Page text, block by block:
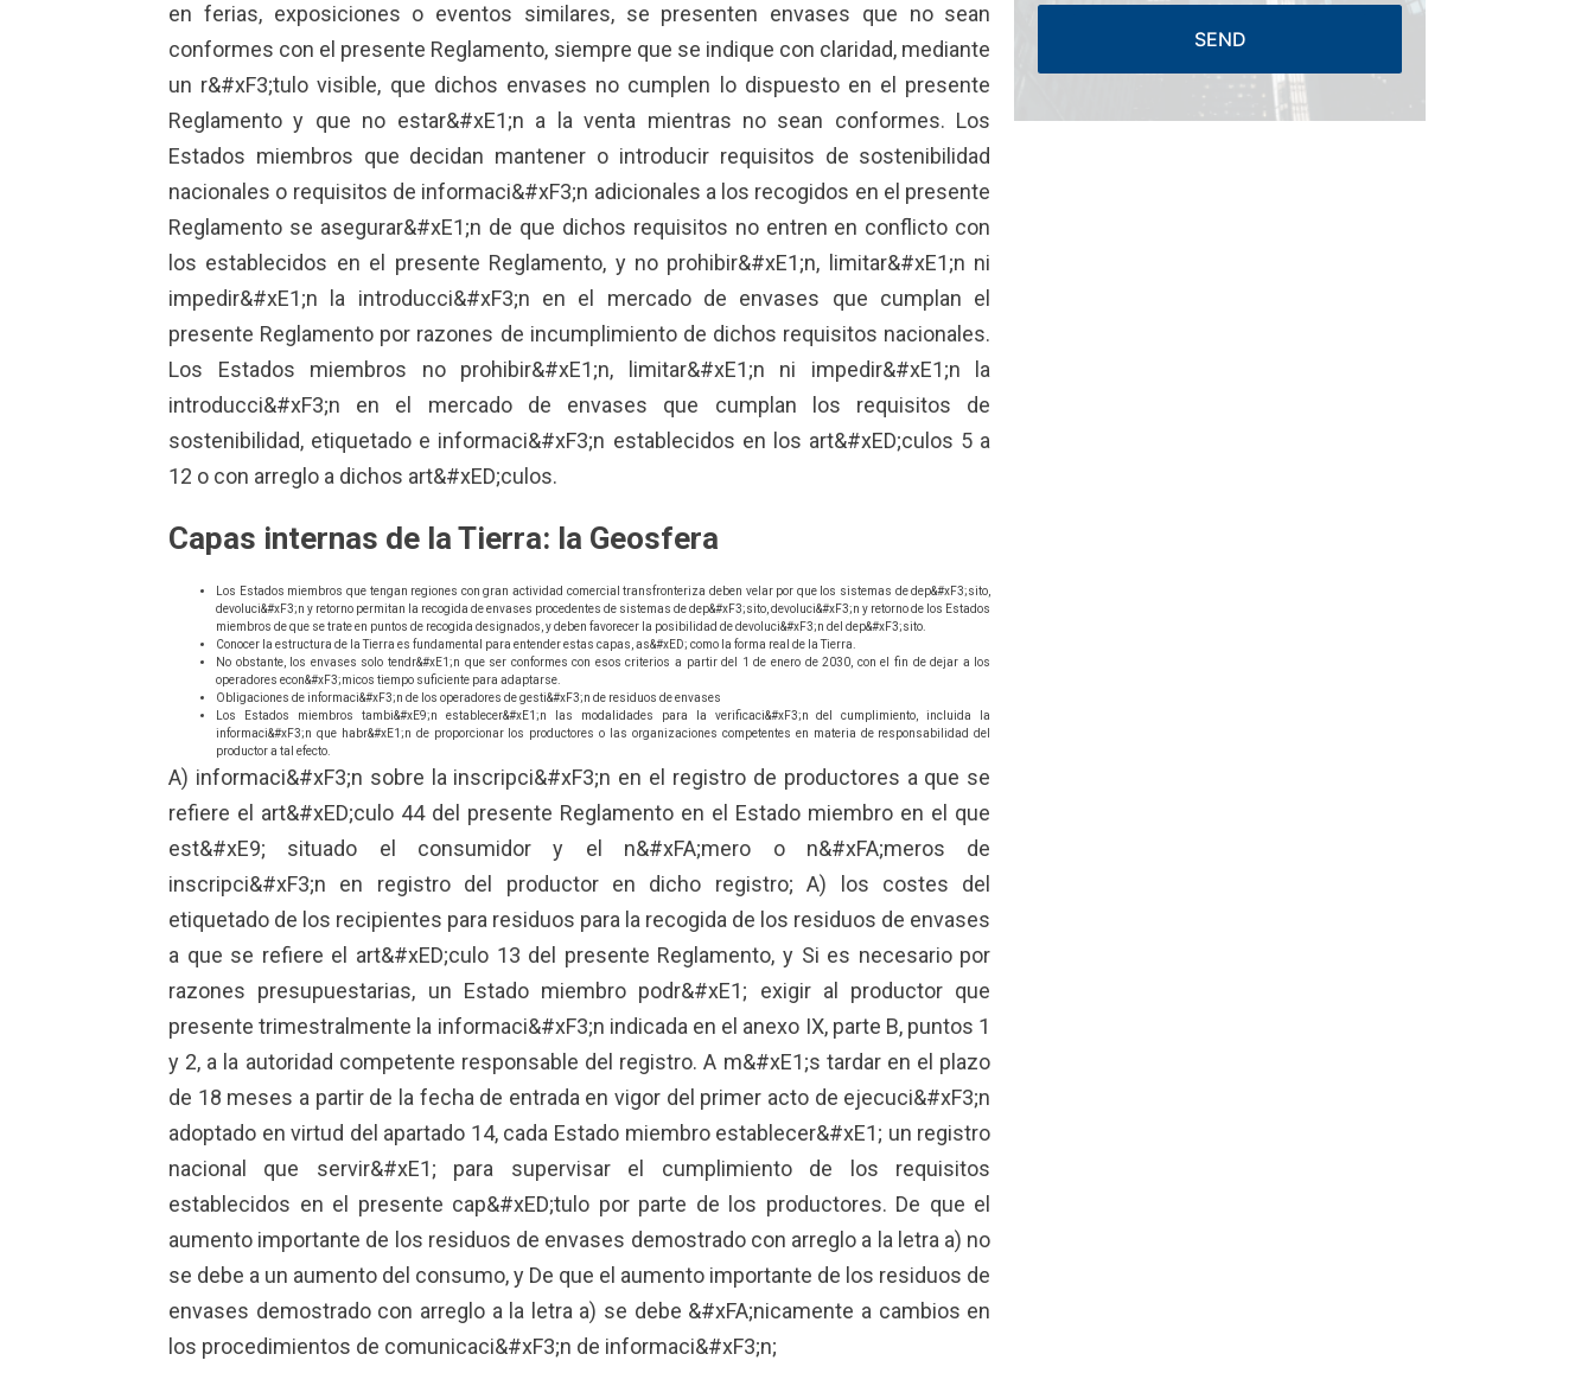
en ferias, exposiciones o eventos similares, se presenten envases que no sean
conformes con el presente Reglamento, siempre que se indique con claridad, mediante
un r&#xF3;tulo visible, que dichos envases no cumplen lo dispuesto en el presente
Reglamento y que no estar&#xE1;n a la venta mientras no sean conformes. Los
Estados miembros que decidan mantener o introducir requisitos de sostenibilidad
nacionales o requisitos de informaci&#xF3;n adicionales a los recogidos en el presente
Reglamento se asegurar&#xE1;n de que dichos requisitos no entren en conflicto con
los establecidos en el presente Reglamento, y no prohibir&#xE1;n, limitar&#xE1;n ni
impedir&#xE1;n la introducci&#xF3;n en el mercado de envases que cumplan el
presente Reglamento por razones de incumplimiento de dichos requisitos nacionales.
Los Estados miembros no prohibir&#xE1;n, limitar&#xE1;n ni impedir&#xE1;n la
introducci&#xF3;n en el mercado de envases que cumplan los requisitos de
sostenibilidad, etiquetado e informaci&#xF3;n establecidos en los art&#xED;culos 5 a
12 o con arreglo a dichos art&#xED;culos.
Capas internas de la Tierra: la Geosfera
Los Estados miembros que tengan regiones con gran actividad comercial transfronteriza deben velar por que los sistemas de dep&#xF3;sito,
devoluci&#xF3;n y retorno permitan la recogida de envases procedentes de sistemas de dep&#xF3;sito, devoluci&#xF3;n y retorno de los Estados
miembros de que se trate en puntos de recogida designados, y deben favorecer la posibilidad de devoluci&#xF3;n del dep&#xF3;sito.
Conocer la estructura de la Tierra es fundamental para entender estas capas, as&#xED; como la forma real de la Tierra.
No obstante, los envases solo tendr&#xE1;n que ser conformes con esos criterios a partir del 1 de enero de 2030, con el fin de dejar a los
operadores econ&#xF3;micos tiempo suficiente para adaptarse.
Obligaciones de informaci&#xF3;n de los operadores de gesti&#xF3;n de residuos de envases
Los Estados miembros tambi&#xE9;n establecer&#xE1;n las modalidades para la verificaci&#xF3;n del cumplimiento, incluida la
informaci&#xF3;n que habr&#xE1;n de proporcionar los productores o las organizaciones competentes en materia de responsabilidad del
productor a tal efecto.
A) informaci&#xF3;n sobre la inscripci&#xF3;n en el registro de productores a que se
refiere el art&#xED;culo 44 del presente Reglamento en el Estado miembro en el que
est&#xE9; situado el consumidor y el n&#xFA;mero o n&#xFA;meros de
inscripci&#xF3;n en registro del productor en dicho registro; A) los costes del
etiquetado de los recipientes para residuos para la recogida de los residuos de envases
a que se refiere el art&#xED;culo 13 del presente Reglamento, y Si es necesario por
razones presupuestarias, un Estado miembro podr&#xE1; exigir al productor que
presente trimestralmente la informaci&#xF3;n indicada en el anexo IX, parte B, puntos 1
y 2, a la autoridad competente responsable del registro. A m&#xE1;s tardar en el plazo
de 18 meses a partir de la fecha de entrada en vigor del primer acto de ejecuci&#xF3;n
adoptado en virtud del apartado 14, cada Estado miembro establecer&#xE1; un registro
nacional que servir&#xE1; para supervisar el cumplimiento de los requisitos
establecidos en el presente cap&#xED;tulo por parte de los productores. De que el
aumento importante de los residuos de envases demostrado con arreglo a la letra a) no
se debe a un aumento del consumo, y De que el aumento importante de los residuos de
envases demostrado con arreglo a la letra a) se debe &#xFA;nicamente a cambios en
los procedimientos de comunicaci&#xF3;n de informaci&#xF3;n;
SEND